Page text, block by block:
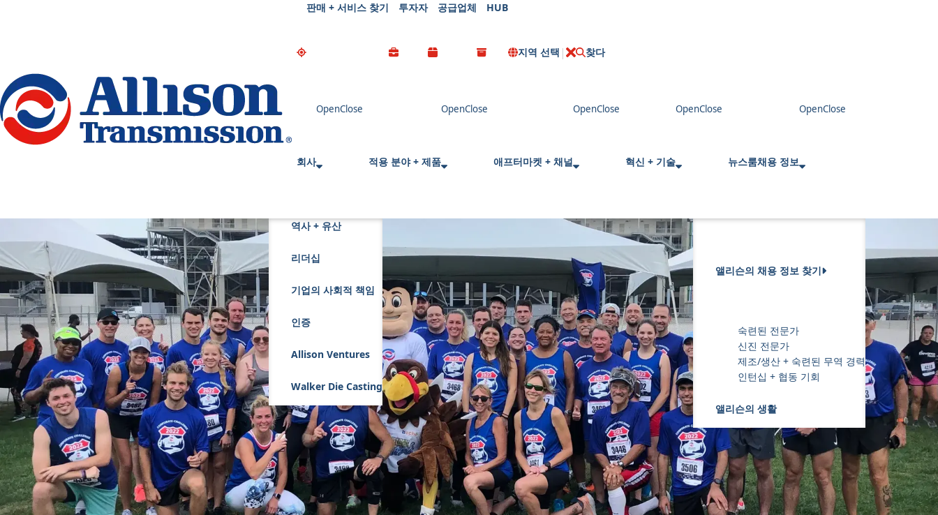
Go Home
판매 + 서비스 찾기 투자자 공급업체 HUB
지역 선택 찾다
s
회사
역사 + 유산
리더십
기업의 사회적 책임
인증
Allison Ventures
Walker Die Casting
적용 분야 + 제품 애프터마켓 + 채널 혁신 + 기술 뉴스룸채용 정보
앨리슨의 채용 정보 찾기
숙련된 전문가
신진 전문가
제조/생산 + 숙련된 무역 경력
인턴십 + 협동 기회
앨리슨의 생활